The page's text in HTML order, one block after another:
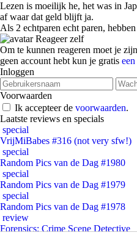
Lezen is moeilijk he, het was in
af waar dat geld blijft ja.
Als 2 echtparen echt paren,
Reageer zelf
Om te kunnen reageren moet je
geen account hebt kun je gratis
Inloggen
Voorwaarden
Ik accepteer de voorwaarden.
Laatste reviews en specials
special
VrijMiBabes #316 (not very sfw!)
special
Random Pics van de Dag #1980
special
Random Pics van de Dag #1979
special
Random Pics van de Dag #1978
review
Forensics: Crime Scene Detective